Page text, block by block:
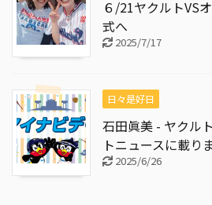
６/21ヤクルトVS
式へ
2025/7/17
日々是好日
石田眞美 - ヤクル
トニュースに載り
2025/6/26